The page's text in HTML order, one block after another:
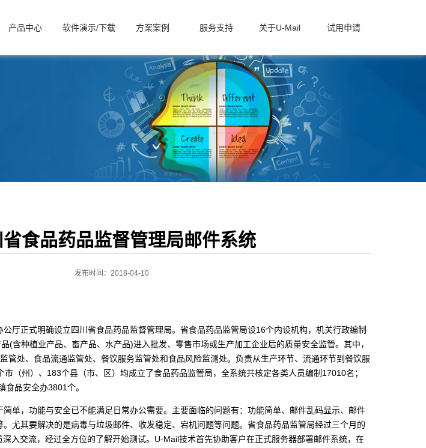
产品中心 软件演示/下载 方案案例 服务支持 关于U-Mail 试用申请
省食品药品监督管理局邮件系统
发布时间：2018-04-10
厅正式明确设立四川省食品药品监督管理局。省食品药品监管局设16个内设机构，机关行政编制
(含种植业产品、畜产品、水产品)进入批发、零售市场或生产加工企业后的质量安全监管。其中，
管处、食品流通监管处、餐饮服务监管处和食品风险监测处。负责从生产环节、流通环节到餐饮服
（州）、183个县（市、区）均成立了食品药品监管局，全系统共核定各类人员编制17010名；
品安全办3801个。
单，功能与安全已不能满足日常办公需要。主要面临的问题有：功能简单、邮件乱码显示、邮件
尤其要解决的是病毒与垃圾邮件、收发稳定、宕机问题等问题。省食品药品监管局经过三个月的
入交流，经过全方位的了解开始测试。U-Mail技术首先协助客户在正式服务器部署邮件系统，在